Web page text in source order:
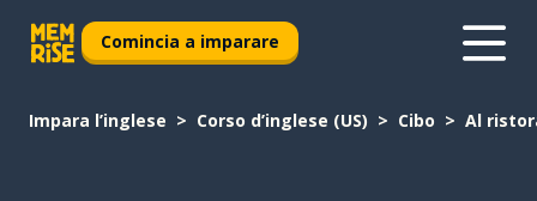
Comincia a imparare
Impara l’inglese Corso d’inglese (US) Cibo Al